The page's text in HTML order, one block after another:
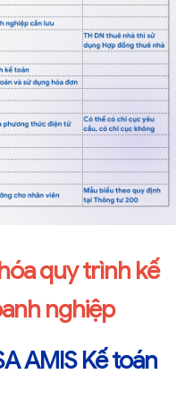
quy trình kế
nghiệp
AMIS Kế toán